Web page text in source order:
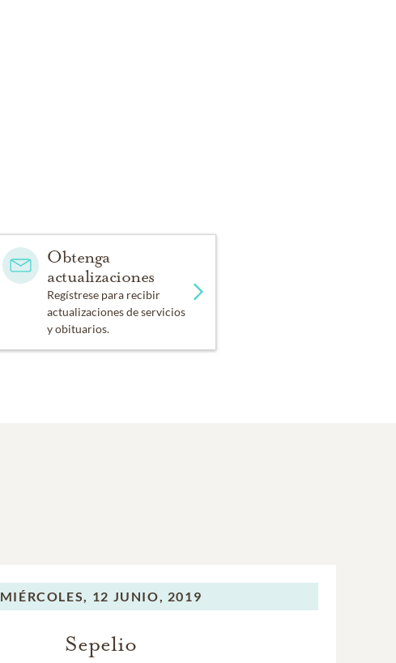
Obtenga
actualizaciones
Regístrese para recibir
actualizaciones de servicios
y obituarios.
MIÉRCOLES, 12 JUNIO, 2019
Sepelio